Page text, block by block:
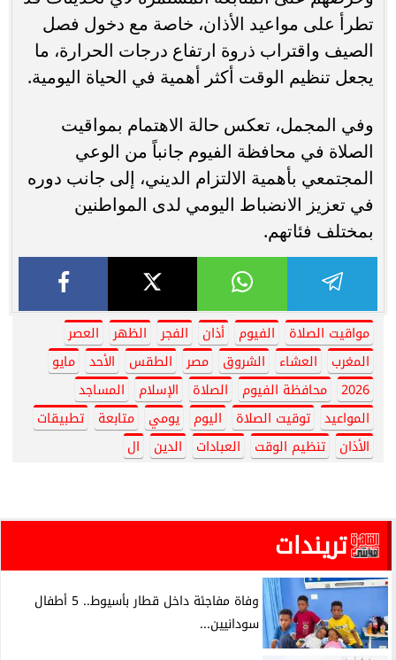
تطرأ على مواعيد الأذان، خاصة مع دخول فصل
الصيف واقتراب ذروة ارتفاع درجات الحرارة، ما
يجعل تنظيم الوقت أكثر أهمية في الحياة اليومية.
وفي المجمل، تعكس حالة الاهتمام بمواقيت
الصلاة في محافظة الفيوم جانباً من الوعي
المجتمعي بأهمية الالتزام الديني، إلى جانب دوره
في تعزيز الانضباط اليومي لدى المواطنين
بمختلف فئاتهم.
مواقيت الصلاة الفيوم أذان الفجر الظهر
العصر
المغرب
العشاء الشروق مصر الطقس الأحد
مايو
2026
محافظة الفيوم الصلاة الإسلام
المساجد
المواعيد
توقيت الصلاة اليوم يومي متابعة
تطبيقات
الأذان
تنظيم الوقت العبادات الدين ال
تريندات
وفاة مفاجئة داخل قطار بأسيوط.. 5 أطفال
سودانيين...